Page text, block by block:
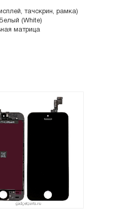
тачскрин, рамка)
(White)
матрица